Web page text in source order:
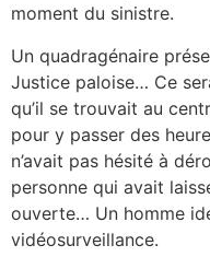
moment du sinistre.
Un quadragénaire
Justice paloise… Ce
qu’il se trouvait au
pour y passer des
n’avait pas hésité à
personne qui avait
ouverte… Un homme
vidéosurveillance.